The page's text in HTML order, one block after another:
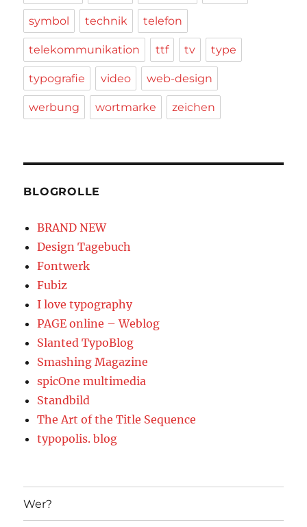
symbol technik telefon
telekommunikation ttf tv type
typografie video web-design
werbung wortmarke zeichen
BLOGROLLE
BRAND NEW
Design Tagebuch
Fontwerk
Fubiz
I love typography
PAGE online – Weblog
Slanted TypoBlog
Smashing Magazine
spicOne multimedia
Standbild
The Art of the Title Sequence
typopolis. blog
Wer?